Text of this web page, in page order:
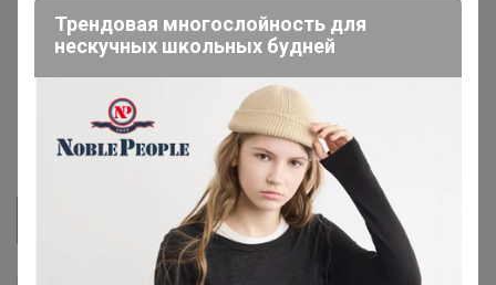
Picabox.ru - Лучшее место для ваших изображений
Розыгрыш - Генератор случайных чисел
Пульс нашего маркетплейса
Укорачиватель ссылок
Трендовая многослойность для
нескучных школьных будней